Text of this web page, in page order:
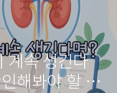
계속 생긴다
해봐야 할 이